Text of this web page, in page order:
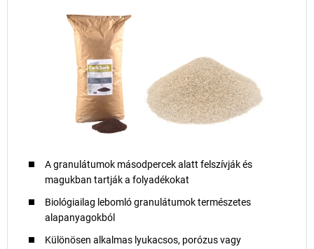
A granulátumok másodpercek alatt felszívják és
magukban tartják a folyadékokat
Biológiailag lebomló granulátumok természetes
alapanyagokból
Különösen alkalmas lyukacsos, porózus vagy